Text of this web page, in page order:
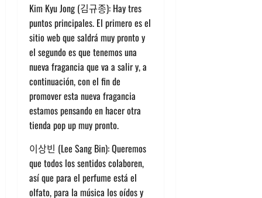
Kim Kyu Jong (김규종): Hay tres
puntos principales. El primero es el
sitio web que saldrá muy pronto y
el segundo es que tenemos una
nueva fragancia que va a salir y, a
continuación, con el fin de
promover esta nueva fragancia
estamos pensando en hacer otra
tienda pop up muy pronto.
이상빈 (Lee Sang Bin): Queremos
que todos los sentidos colaboren,
así que para el perfume está el
olfato, para la música los oídos y